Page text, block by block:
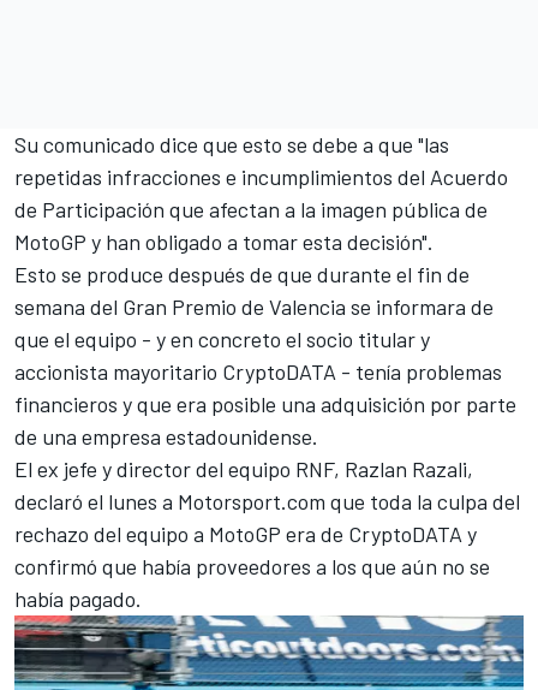
Su comunicado dice que esto se debe a que "las
repetidas infracciones e incumplimientos del Acuerdo
de Participación que afectan a la imagen pública de
MotoGP y han obligado a tomar esta decisión".
Esto se produce después de que durante el fin de
semana del Gran Premio de Valencia se informara de
que el equipo - y en concreto el socio titular y
accionista mayoritario CryptoDATA - tenía problemas
financieros y que era posible una adquisición por parte
de una empresa estadounidense.
El ex jefe y director del equipo RNF, Razlan Razali,
declaró el lunes a Motorsport.com que toda la culpa del
rechazo del equipo a MotoGP era de CryptoDATA y
confirmó que había proveedores a los que aún no se
había pagado.